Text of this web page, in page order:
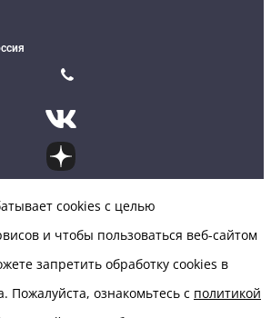
cookies с целью
и чтобы пользоваться веб-сайтом
запретить обработку сookies в
Пожалуйста, ознакомьтесь с политикой